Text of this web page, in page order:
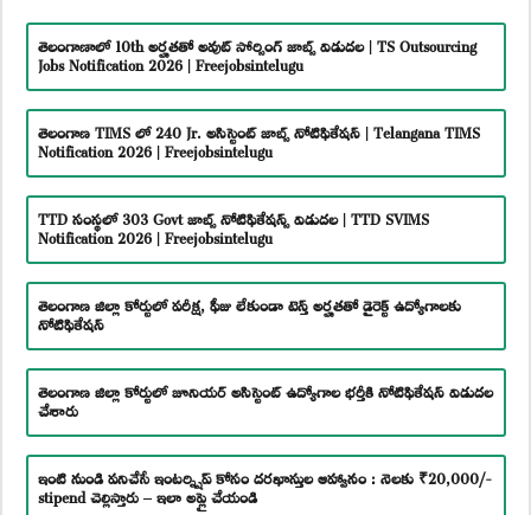
తెలంగాణాలో 10th అర్హతతో అవుట్ సోర్సింగ్ జాబ్స్ విడుదల | TS Outsourcing
Jobs Notification 2026 | Freejobsintelugu
తెలంగాణ TIMS లో 240 Jr. అసిస్టెంట్ జాబ్స్ నోటిఫికేషన్ | Telangana TIMS
Notification 2026 | Freejobsintelugu
TTD సంస్థలో 303 Govt జాబ్స్ నోటిఫికేషన్స్ విడుదల | TTD SVIMS
Notification 2026 | Freejobsintelugu
తెలంగాణ జిల్లా కోర్టులో పరీక్ష, ఫీజు లేకుండా టెన్త్ అర్హతతో డైరెక్ట్ ఉద్యోగాలకు
నోటిఫికేషన్
తెలంగాణ జిల్లా కోర్టులో జూనియర్ అసిస్టెంట్ ఉద్యోగాల భర్తీకి నోటిఫికేషన్ విడుదల
చేశారు
ఇంటి నుండి పనిచేసే ఇంటర్న్షిప్ కోసం దరఖాస్తుల ఆహ్వానం : నెలకు ₹20,000/-
stipend చెల్లిస్తారు – ఇలా అప్లై చేయండి